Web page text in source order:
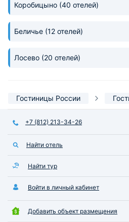
Коробицыно (40 отелей)
Беличье (12 отелей)
Лосево (20 отелей)
Гостиницы России
+7 (812) 213-34-26
Найти отель
Найти тур
Войти в личный кабинет
Добавить объект размещения